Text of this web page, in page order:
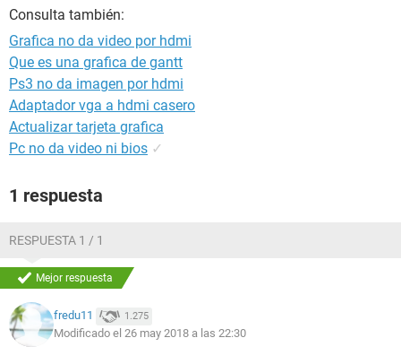
Consulta también:
Grafica no da video por hdmi
Que es una grafica de gantt
Ps3 no da imagen por hdmi
Adaptador vga a hdmi casero
Actualizar tarjeta grafica
Pc no da video ni bios ✓
1 respuesta
RESPUESTA 1 / 1
Mejor respuesta
fredu11 1.275
Modificado el 26 may 2018 a las 22:30